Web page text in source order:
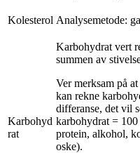
Kolesterol Analysemetode:
Karbohyd
rat
Karbohydrat vert
summen av
Ver merksam på
kan rekne
differanse, det vil
karbohydrat =
protein, alkohol,
oske).